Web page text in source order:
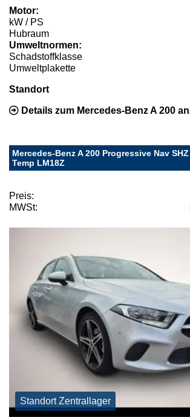
Motor:
kW / PS
Hubraum
Umweltnormen:
Schadstoffklasse
Umweltplakette
Standort
Details zum Mercedes-Benz A 200
Mercedes-Benz A 200 Progressive Nav
Temp LM18Z
Preis:
MWSt:
Standort Zentrallager